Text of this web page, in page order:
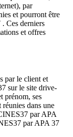
par
et pourront être
Ces derniers
et offres
par le client et
sur le site drive-
prénom, ses
réunies dans une
par APA
par APA 37